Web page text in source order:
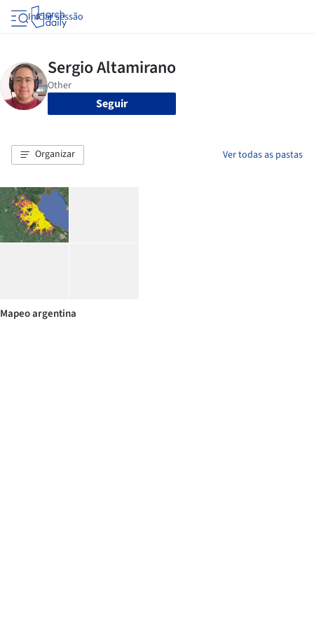
Iniciar sessão
Seguir
Organizar Ver todas as pastas
Mapeo argentina